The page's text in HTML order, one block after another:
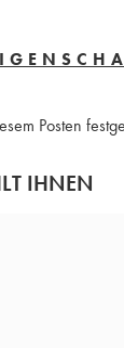
Posten
IHNEN